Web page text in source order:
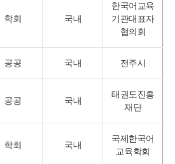
학회 국내
한국어교육
기관대표자
협의회
공공 국내 전주시
공공 국내
태권도진흥
재단
학회 국내
국제한국어
교육학회